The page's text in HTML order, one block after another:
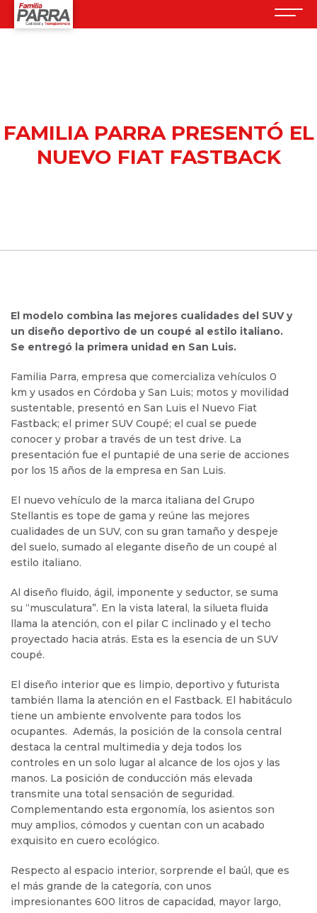
FAMILIA PARRA PRESENTÓ EL
NUEVO FIAT FASTBACK
El modelo combina las mejores cualidades del SUV y
un diseño deportivo de un coupé al estilo italiano.
Se entregó la primera unidad en San Luis.
Familia Parra, empresa que comercializa vehículos 0
km y usados en Córdoba y San Luis; motos y movilidad
sustentable, presentó en San Luis el Nuevo Fiat
Fastback; el primer SUV Coupé; el cual se puede
conocer y probar a través de un test drive. La
presentación fue el puntapié de una serie de acciones
por los 15 años de la empresa en San Luis.
El nuevo vehículo de la marca italiana del Grupo
Stellantis es tope de gama y reúne las mejores
cualidades de un SUV, con su gran tamaño y despeje
del suelo, sumado al elegante diseño de un coupé al
estilo italiano.
Al diseño fluido, ágil, imponente y seductor, se suma
su “musculatura”. En la vista lateral, la silueta fluida
llama la atención, con el pilar C inclinado y el techo
proyectado hacia atrás. Esta es la esencia de un SUV
coupé.
El diseño interior que es limpio, deportivo y futurista
también llama la atención en el Fastback. El habitáculo
tiene un ambiente envolvente para todos los
ocupantes. Además, la posición de la consola central
destaca la central multimedia y deja todos los
controles en un solo lugar al alcance de los ojos y las
manos. La posición de conducción más elevada
transmite una total sensación de seguridad.
Complementando esta ergonomía, los asientos son
muy amplios, cómodos y cuentan con un acabado
exquisito en cuero ecológico.
Respecto al espacio interior, sorprende el baúl, que es
el más grande de la categoría, con unos
impresionantes 600 litros de capacidad, mayor largo,